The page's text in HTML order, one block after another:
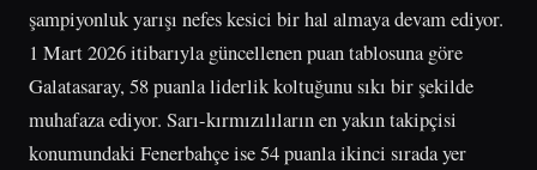
şampiyonluk yarışı nefes kesici bir hal almaya devam ediyor.
1 Mart 2026 itibarıyla güncellenen puan tablosuna göre
Galatasaray, 58 puanla liderlik koltuğunu sıkı bir şekilde
muhafaza ediyor. Sarı-kırmızılıların en yakın takipçisi
konumundaki Fenerbahçe ise 54 puanla ikinci sırada yer